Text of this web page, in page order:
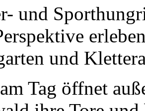
und
und
Tag öffnet